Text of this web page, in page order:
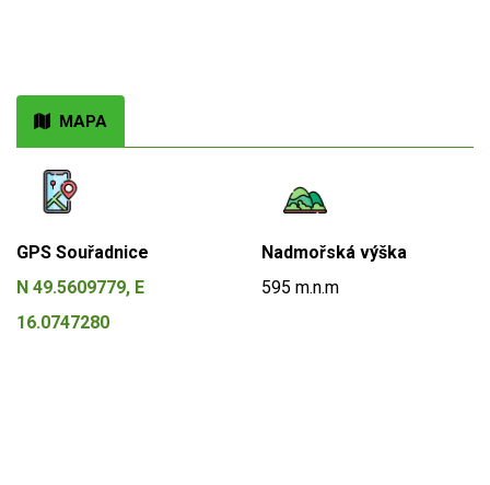
MAPA
GPS Souřadnice
N 49.5609779, E
16.0747280
Nadmořská výška
595 m.n.m